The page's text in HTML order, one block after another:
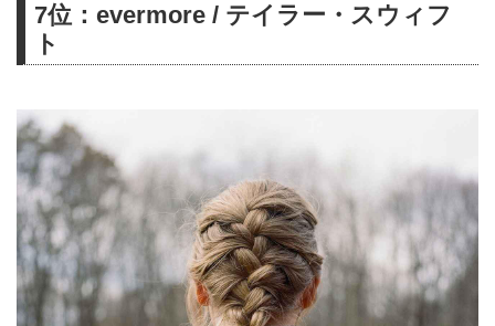
『DREAM WALK』に続く最新
炸裂の名盤誕生!!ゲストボーカル
等を手掛ける得能直也を迎えた快
心作が遂に完成!!
7位：evermore / テイラー・スウィフ
ト